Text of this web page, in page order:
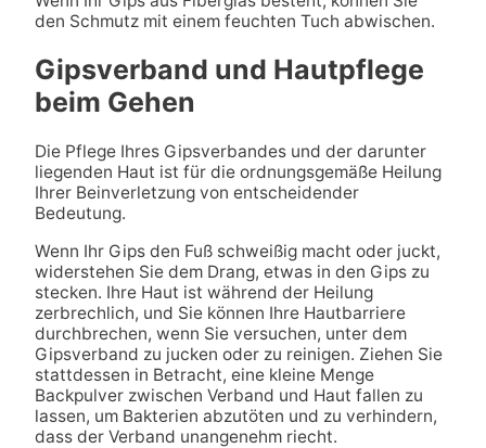
den Schmutz mit einem feuchten Tuch abwischen.
Gipsverband und Hautpflege
beim Gehen
Die Pflege Ihres Gipsverbandes und der darunter
liegenden Haut ist für die ordnungsgemäße Heilung
Ihrer Beinverletzung von entscheidender
Bedeutung.
Wenn Ihr Gips den Fuß schweißig macht oder juckt,
widerstehen Sie dem Drang, etwas in den Gips zu
stecken. Ihre Haut ist während der Heilung
zerbrechlich, und Sie können Ihre Hautbarriere
durchbrechen, wenn Sie versuchen, unter dem
Gipsverband zu jucken oder zu reinigen. Ziehen Sie
stattdessen in Betracht, eine kleine Menge
Backpulver zwischen Verband und Haut fallen zu
lassen, um Bakterien abzutöten und zu verhindern,
dass der Verband unangenehm riecht.